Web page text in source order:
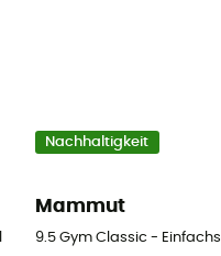
Nachhaltigkeit
Mammut
9.5 Gym Classic -